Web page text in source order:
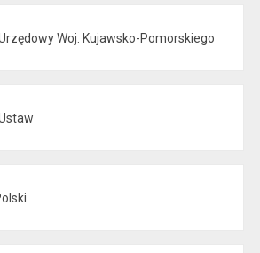
Woj. Kujawsko-Pomorskiego